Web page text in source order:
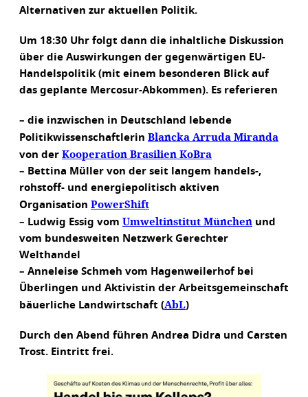
Alternativen zur aktuellen Politik.
Um 18:30 Uhr folgt dann die inhaltliche Diskussion
über die Auswirkungen der gegenwärtigen EU-
Handelspolitik (mit einem besonderen Blick auf
das geplante Mercosur-Abkommen). Es referieren
– die inzwischen in Deutschland lebende
Politikwissenschaftlerin Blancka Arruda Miranda
von der Kooperation Brasilien KoBra
– Bettina Müller von der seit langem handels-,
rohstoff- und energiepolitisch aktiven
Organisation PowerShift
– Ludwig Essig vom Umweltinstitut München und
vom bundesweiten Netzwerk Gerechter
Welthandel
– Anneleise Schmeh vom Hagenweilerhof bei
Überlingen und Aktivistin der Arbeitsgemeinschaft
bäuerliche Landwirtschaft (AbL)
Durch den Abend führen Andrea Didra und Carsten
Trost. Eintritt frei.